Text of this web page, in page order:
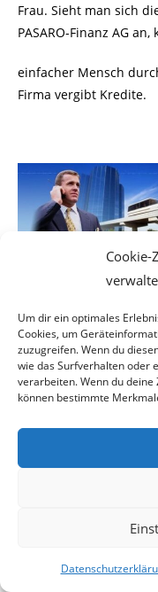
Cookie-
Um dir ein optimales
Cookies, um
zuzugreifen. Wenn du
wie das Surfverhalten oder
verarbeiten. Wenn du
können bestimmte
Frau. Sieht man sich
PASARO-Finanz AG an,
einfacher Mensch
Firma vergibt Kredite.